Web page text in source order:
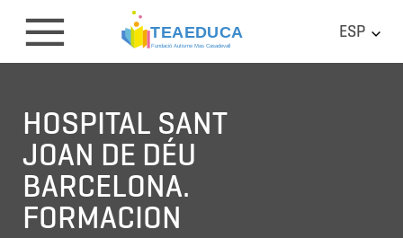
ESP
HOSPITAL SANT
JOAN DE DÉU
BARCELONA.
FORMACION